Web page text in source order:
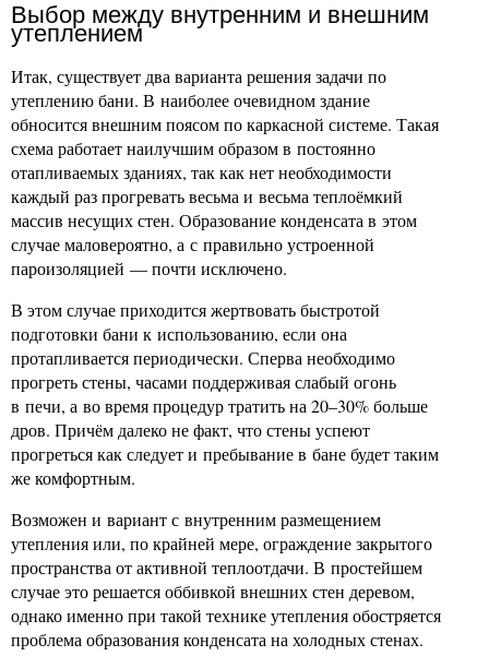
Выбор между внутренним и внешним
утеплением
Итак, существует два варианта решения задачи по
утеплению бани. В наиболее очевидном здание
обносится внешним поясом по каркасной системе. Такая
схема работает наилучшим образом в постоянно
отапливаемых зданиях, так как нет необходимости
каждый раз прогревать весьма и весьма теплоёмкий
массив несущих стен. Образование конденсата в этом
случае маловероятно, а с правильно устроенной
пароизоляцией — почти исключено.
В этом случае приходится жертвовать быстротой
подготовки бани к использованию, если она
протапливается периодически. Сперва необходимо
прогреть стены, часами поддерживая слабый огонь
в печи, а во время процедур тратить на 20–30% больше
дров. Причём далеко не факт, что стены успеют
прогреться как следует и пребывание в бане будет таким
же комфортным.
Возможен и вариант с внутренним размещением
утепления или, по крайней мере, ограждение закрытого
пространства от активной теплоотдачи. В простейшем
случае это решается оббивкой внешних стен деревом,
однако именно при такой технике утепления обостряется
проблема образования конденсата на холодных стенах.